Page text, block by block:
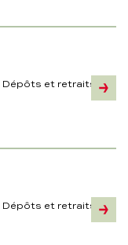
Dépôts et retraits
Dépôts et retraits